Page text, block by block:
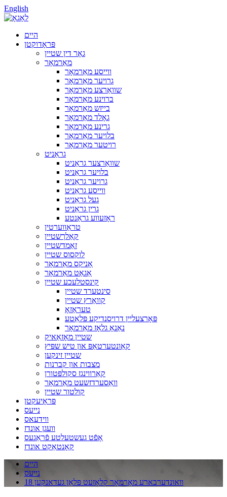
English
היים
פּראָדוקטן
גאָר דין שטיין
מאַרמאָר
ווייסע מאַרמאָר
גרויער מאַרמאָר
שוואַרצע מאַרמאָר
ברוינע מאַרמאָר
בייזש מאַרמאָר
גאָלד מאַרמאָר
גרינע מאַרמאָר
בלויער מאַרמאָר
רויטער מאַרמאָר
גראַניט
שוואַרצער גראַניט
בלויער גראַניט
גרויער גראַניט
ווייסע גראַניט
געל גראַניט
גרין גראַניט
ראָזעווע גראַנטע
טראַווערטין
קאַלךשטיין
זאַמדשטיין
לוקסוס שטיין
אָניקס מאַרמאָר
אַגאַט מאַרמאָר
קינסטלעכע שטיין
סינטערד שטיין
קוואַרץ שטיין
טעראַזאָ
פּאָרצעליין דרויסנדיקע פּלאַטע
נאַנאָ גלאָז מאַרמאָר
שטיין מאָזאַאיק
קאַונטערטאַפּ און טיש שפּיץ
שטיין זינקען
מצבות און קברנות
קאַרווינגז סקולפּטורן
וואַסערדזשעט מאַרמאָר
קולטור שטיין
פּראָיעקטן
נייעס
ווידעאס
וועגן אונדז
אָפֿט געשטעלטע פֿראַגעס
קאָנטאַקט אונדז
היים
נייעס
18 וואונדערבארע מאַרמאָר קלאָזעט פּלאַן געדאנקען